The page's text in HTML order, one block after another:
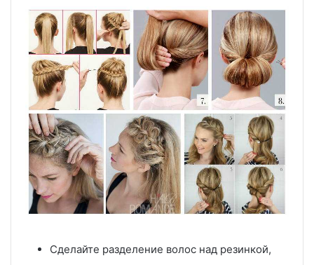
Сделайте разделение волос над резинкой,